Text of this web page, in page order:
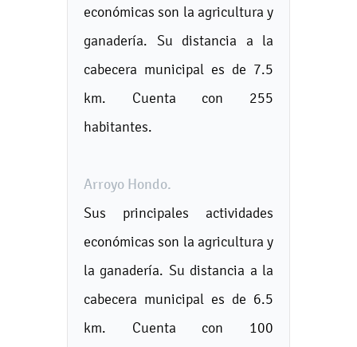
económicas son la agricultura y
ganadería. Su distancia a la
cabecera municipal es de 7.5
km. Cuenta con 255
habitantes.
Arroyo Hondo.
Sus principales actividades
económicas son la agricultura y
la ganadería. Su distancia a la
cabecera municipal es de 6.5
km. Cuenta con 100